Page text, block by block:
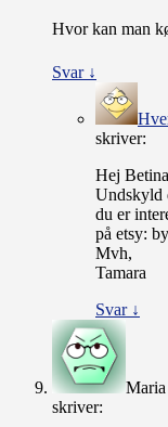
Hvor kan man
Svar ↓
skriver:
Hej
Undskyld
du er
på etsy:
Mvh,
Tamara
Svar ↓
Maria
skriver: